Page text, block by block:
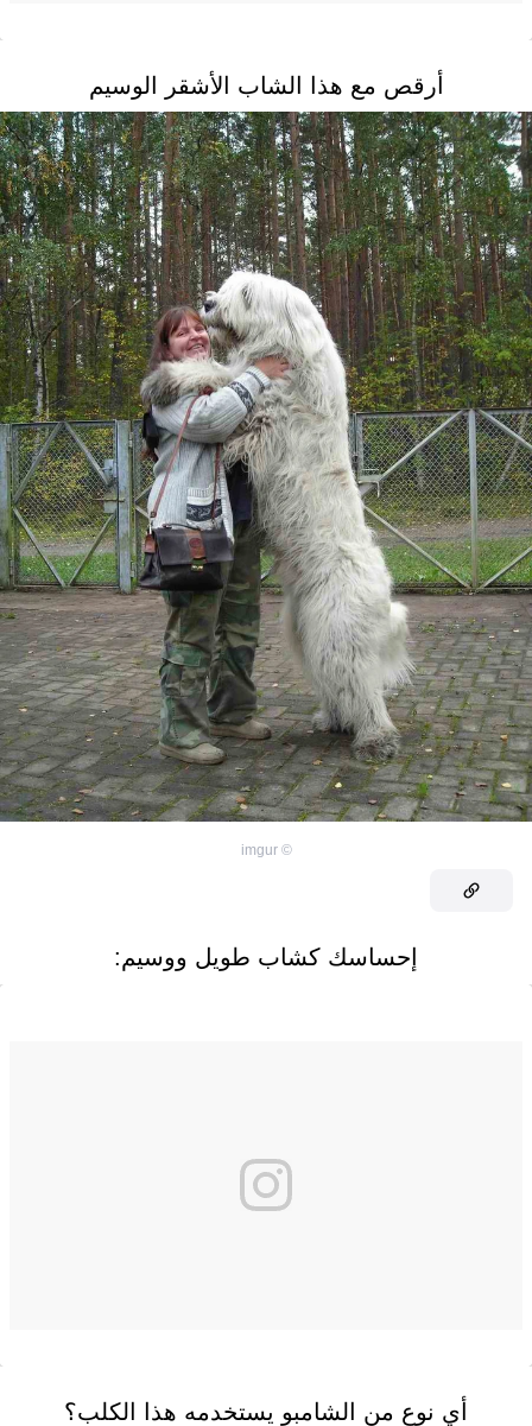
أرقص مع هذا الشاب الأشقر الوسيم
©
imgur
إحساسك كشاب طويل ووسيم:
أي نوع من الشامبو يستخدمه هذا الكلب؟